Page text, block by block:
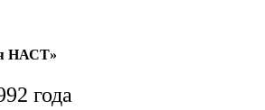
НАСТ»
года